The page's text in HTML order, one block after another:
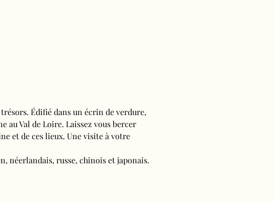
Édifié dans un écrin de verdure,
au Val de Loire. Laissez vous bercer
et de ces lieux. Une visite à votre
néerlandais, russe, chinois et japonais.